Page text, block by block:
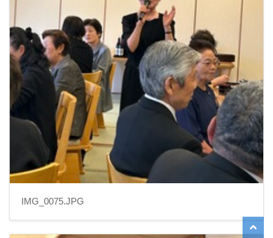
IMG_0075.JPG